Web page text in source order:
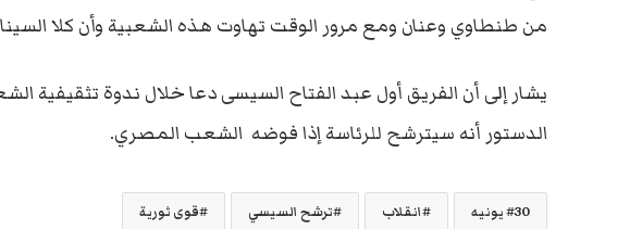
من طنطاوي وعنان ومع مرور الوقت تهاوت هذه الشعبية وأن كلا
يشار إلى أن الفريق أول عبد الفتاح السيسى دعا خلال ندوة تثقيفية
الدستور أنه سيترشح للرئاسة إذا فوضه الشعب المصري.
30 يونيه انقلاب ترشح السيسي قوى ثورية